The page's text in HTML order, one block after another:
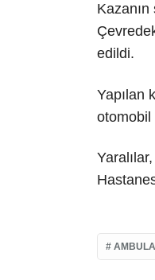
edildi.
Yapılan
otomobil